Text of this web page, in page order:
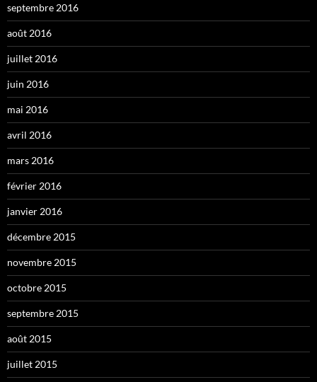
septembre 2016
août 2016
juillet 2016
juin 2016
mai 2016
avril 2016
mars 2016
février 2016
janvier 2016
décembre 2015
novembre 2015
octobre 2015
septembre 2015
août 2015
juillet 2015